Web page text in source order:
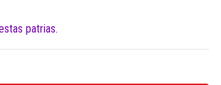
patrias.